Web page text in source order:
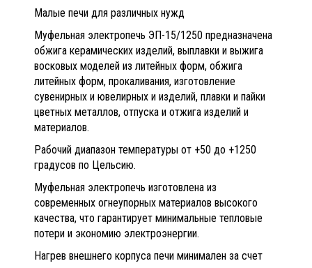
Малые печи для различных нужд
Муфельная электропечь ЭП-15/1250 предназначена
обжига керамических изделий, выплавки и выжига
восковых моделей из литейных форм, обжига
литейных форм, прокаливания, изготовление
сувенирных и ювелирных и изделий, плавки и пайки
цветных металлов, отпуска и отжига изделий и
материалов.
Рабочий диапазон температуры от +50 до +1250
градусов по Цельсию.
Муфельная электропечь изготовлена из
современных огнеупорных материалов высокого
качества, что гарантирует минимальные тепловые
потери и экономию электроэнергии.
Нагрев внешнего корпуса печи минимален за счет